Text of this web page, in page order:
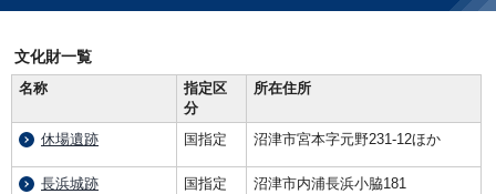
文化財一覧
名称
指定区
分
所在住所
休場遺跡 国指定 沼津市宮本字元野231-12ほか
長浜城跡 国指定 沼津市内浦長浜小脇181